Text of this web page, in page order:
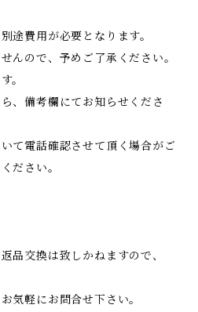
途費用が必要となります。
んので、予めご了承ください。
。
、備考欄にてお知らせくださ
て電話確認させて頂く場合がご
ださい。
品交換は致しかねますので、
気軽にお問合せ下さい。